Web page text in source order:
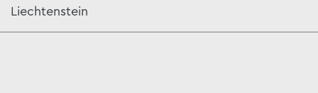
Liechtenstein